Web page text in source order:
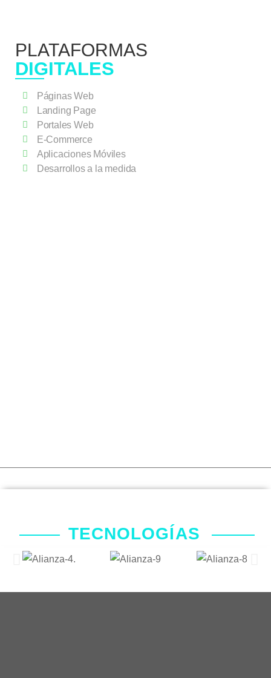
PLATAFORMAS
DIGITALES
Páginas Web
Landing Page
Portales Web
E-Commerce
Aplicaciones Móviles
Desarrollos a la medida
TECNOLOGÍAS​